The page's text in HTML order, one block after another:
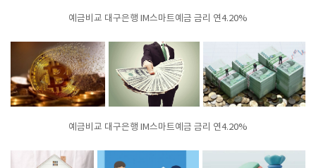
예금비교 대구은행 IM스마트예금 금리 연4.20%
예금비교 대구은행 IM스마트예금 금리 연4.20%